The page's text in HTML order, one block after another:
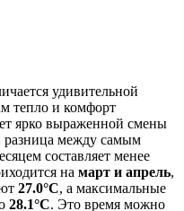
удивительной
тепло и комфорт
ярко выраженной смены
между самым
составляет менее
на март и апрель,
27.0°C, а максимальные
28.1°C. Это время можно